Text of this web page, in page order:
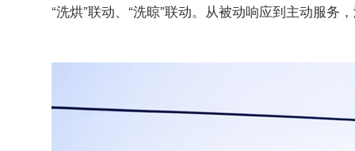
“洗烘”联动、“洗晾”联动。从被动响应到主动服务